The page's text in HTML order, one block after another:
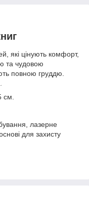
які цінують комфорт,
та чудовою
повною груддю.
см.
лазерне
для захисту